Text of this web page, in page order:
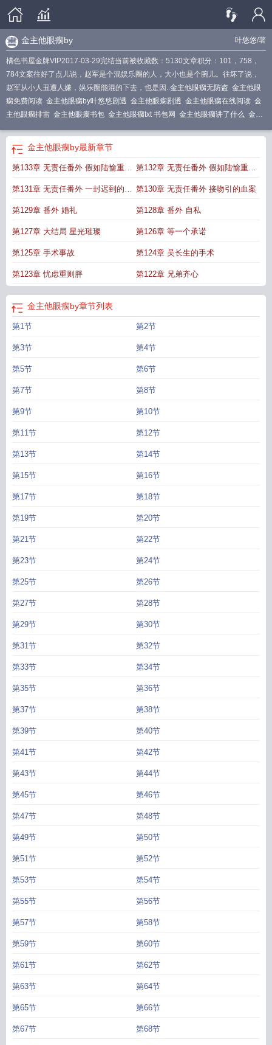
叶悠悠/著
金主他眼瘸by
橘色书屋金牌VIP2017-03-29完结当前被收藏数：5130文章积分：101，758，
784文案往好了点儿说，赵军是个混娱乐圈的人，大小也是个腕儿。往坏了说，
赵军从小人丑遭人嫌，娱乐圈能混的下去，也是因..金主他眼瘸无防盗 金主他眼
瘸免费阅读 金主他眼瘸by叶悠悠剧透 金主他眼瘸剧透 金主他眼瘸在线阅读 金
主他眼瘸排雷 金主他眼瘸书包 金主他眼瘸txt 书包网 金主他眼瘸讲了什么 金主
金主他眼瘸 叶悠悠讲了什么金主他貌美如花免费阅读
现男主不一样
金主他眼瘸苏岚赵军
瘸菠萝笔记金主他眼瘸好看吗金主他眼瘸 作者叶悠悠金主他眼瘸第几章发现
主他眼瘸谁攻谁受啊金主他眼瘸车里讲了啥 金主他眼瘸by叶悠悠讲了什么金主
他眼瘸by叶悠悠扫文
金主他眼瘸 叶悠悠金主他眼瘸谁攻
金主他眼瘸by最新章节
第133章 无责任番外 假如陆愉重生
了完
第132章 无责任番外 假如陆愉重生
了一
第131章 无责任番外 一封迟到的情
书
第130章 无责任番外 接吻引的血案
第129章 番外 婚礼 第128章 番外 自私
第127章 大结局 星光璀璨 第126章 等一个承诺
第125章 手术事故 第124章 吴长生的手术
第123章 忧虑重则胖 第122章 兄弟齐心
金主他眼瘸by章节列表
第1节 第2节
第3节 第4节
第5节 第6节
第7节 第8节
第9节 第10节
第11节 第12节
第13节 第14节
第15节 第16节
第17节 第18节
第19节 第20节
第21节 第22节
第23节 第24节
第25节 第26节
第27节 第28节
第29节 第30节
第31节 第32节
第33节 第34节
第35节 第36节
第37节 第38节
第39节 第40节
第41节 第42节
第43节 第44节
第45节 第46节
第47节 第48节
第49节 第50节
第51节 第52节
第53节 第54节
第55节 第56节
第57节 第58节
第59节 第60节
第61节 第62节
第63节 第64节
第65节 第66节
第67节 第68节